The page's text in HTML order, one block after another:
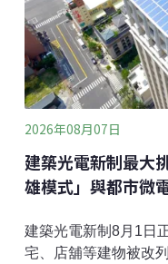
此次航程中珍貴的影
懷璞仍透過手寫的航
驚險卻深受啟發的航
登上「南
2026年08月07日
建築光電新制最大
雄模式」與都市微
建築光電新制8月1日
宅、店舖等建物被改